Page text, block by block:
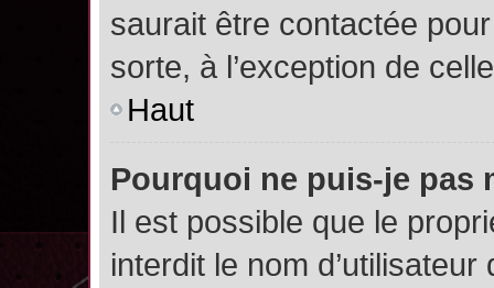
saurait être contactée
sorte, à l’exception de
Haut
Pourquoi ne puis-je pas
Il est possible que le
interdit le nom